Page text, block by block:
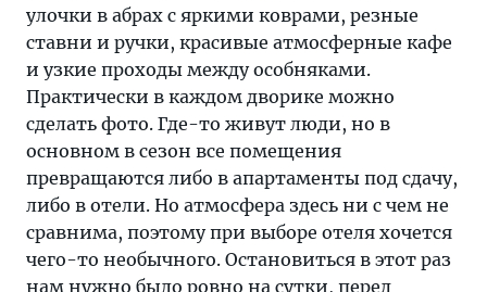
улочки в абрах с яркими коврами, резные
ставни и ручки, красивые атмосферные кафе
и узкие проходы между особняками.
Практически в каждом дворике можно
сделать фото. Где-то живут люди, но в
основном в сезон все помещения
превращаются либо в апартаменты под сдачу,
либо в отели. Но атмосфера здесь ни с чем не
сравнима, поэтому при выборе отеля хочется
чего-то необычного. Остановиться в этот раз
нам нужно было ровно на сутки, перед